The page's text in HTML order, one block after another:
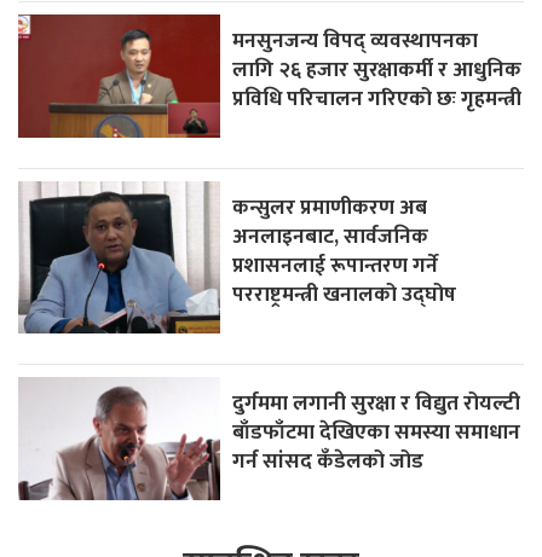
मनसुनजन्य विपद् व्यवस्थापनका
लागि २६ हजार सुरक्षाकर्मी र आधुनिक
प्रविधि परिचालन गरिएको छः गृहमन्त्री
कन्सुलर प्रमाणीकरण अब
अनलाइनबाट, सार्वजनिक
प्रशासनलाई रूपान्तरण गर्ने
परराष्ट्रमन्त्री खनालको उद्घोष
दुर्गममा लगानी सुरक्षा र विद्युत रोयल्टी
बाँडफाँटमा देखिएका समस्या समाधान
गर्न सांसद कँडेलको जोड